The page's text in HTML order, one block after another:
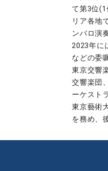
て第3位
リア各地
ンバロ演
2023年に
などの委
東京交響
交響楽団
ーケスト
東京藝術
を務め、